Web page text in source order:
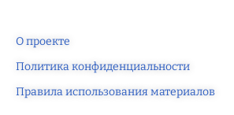
О проекте
Политика конфиденциальности
Правила использования материалов